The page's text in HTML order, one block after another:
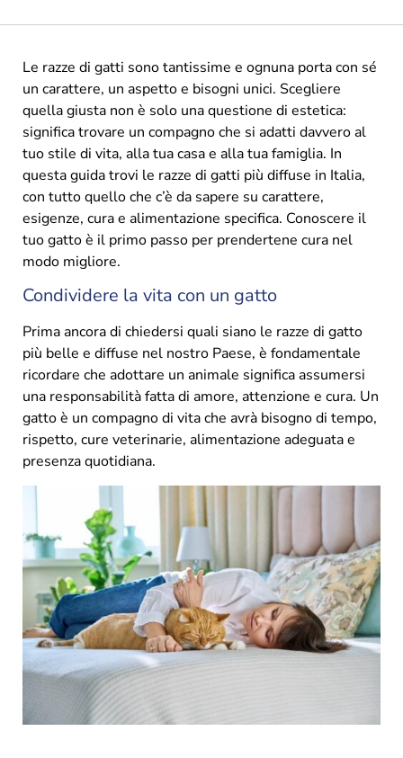
Le razze di gatti sono tantissime e ognuna porta con sé
un carattere, un aspetto e bisogni unici. Scegliere
quella giusta non è solo una questione di estetica:
significa trovare un compagno che si adatti davvero al
tuo stile di vita, alla tua casa e alla tua famiglia. In
questa guida trovi le razze di gatti più diffuse in Italia,
con tutto quello che c’è da sapere su carattere,
esigenze, cura e alimentazione specifica. Conoscere il
tuo gatto è il primo passo per prendertene cura nel
modo migliore.
Condividere la vita con un gatto
Prima ancora di chiedersi quali siano le razze di gatto
più belle e diffuse nel nostro Paese, è fondamentale
ricordare che adottare un animale significa assumersi
una responsabilità fatta di amore, attenzione e cura. Un
gatto è un compagno di vita che avrà bisogno di tempo,
rispetto, cure veterinarie, alimentazione adeguata e
presenza quotidiana.